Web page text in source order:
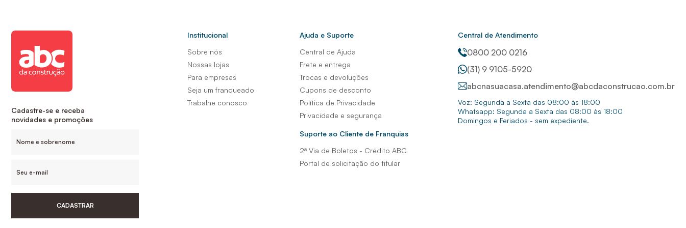
Cadastre-se e receba
novidades e promoções
CADASTRAR
Institucional
Sobre nós
Nossas lojas
Para empresas
Seja um franqueado
Trabalhe conosco
Ajuda e Suporte
Central de Ajuda
Frete e entrega
Trocas e devoluções
Cupons de desconto
Política de Privacidade
Privacidade e segurança
Suporte ao Cliente de Franquias
2ª Via de Boletos - Crédito ABC
Portal de solicitação do titular
Central de Atendimento
0800 200 0216
(31) 9 9105-5920
abcnasuacasa.atendimento@abcdaconstrucao.com.br
Voz: Segunda a Sexta das 08:00 às 18:00
Whatsapp: Segunda a Sexta das 08:00 às 18:00
Domingos e Feriados - sem expediente.